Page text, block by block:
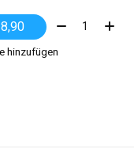
Menge:
hinzufügen